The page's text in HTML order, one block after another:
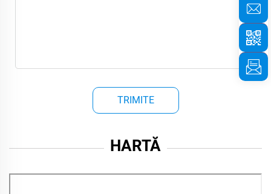
TRIMITE
HARTĂ